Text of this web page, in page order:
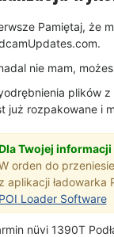
Pamiętaj, że
nie mam,
plików
już rozpakowane i
Twojej informacji
orden do
z aplikacji ładowarka
POI Loader Software
nüvi 1390T